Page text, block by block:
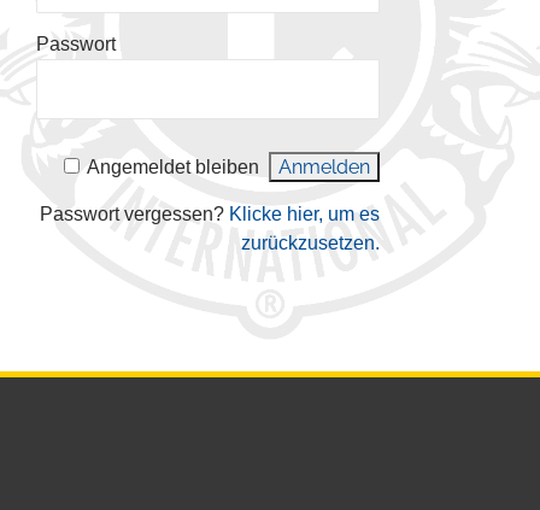
Passwort
Angemeldet bleiben
Passwort vergessen? Klicke hier, um es
zurückzusetzen.